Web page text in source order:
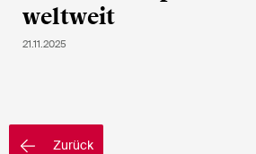
EN
Zurück
weltweit
21.11.2025
Nachname